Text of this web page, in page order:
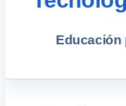
Educación